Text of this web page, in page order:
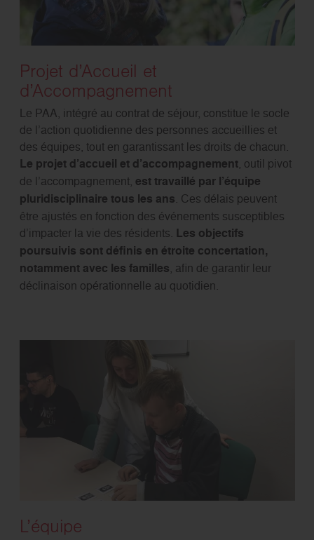
Projet d’Accueil et
d’Accompagnement
Le PAA, intégré au contrat de séjour, constitue le socle
de l’action quotidienne des personnes accueillies et
des équipes, tout en garantissant les droits de chacun.
Le projet d’accueil et d’accompagnement, outil pivot
de l’accompagnement, est travaillé par l’équipe
pluridisciplinaire tous les ans. Ces délais peuvent
être ajustés en fonction des événements susceptibles
d’impacter la vie des résidents. Les objectifs
poursuivis sont définis en étroite concertation,
notamment avec les familles, afin de garantir leur
déclinaison opérationnelle au quotidien.
L’équipe